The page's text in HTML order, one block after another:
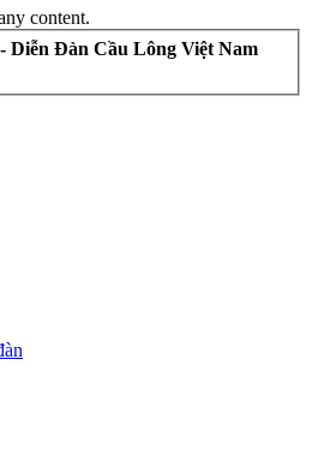
content.
Diễn Đàn Cầu Lông Việt Nam